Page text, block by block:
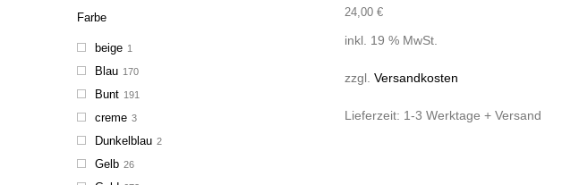
Farbe
beige 1
Blau 170
Bunt 191
creme 3
Dunkelblau 2
Gelb 26
24,00 €
inkl. 19 % MwSt.
zzgl. Versandkosten
Lieferzeit: 1-3 Werktage + Versand